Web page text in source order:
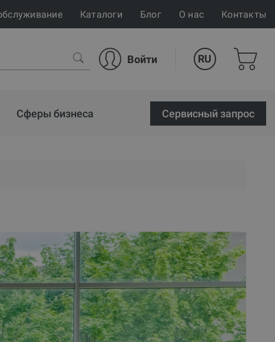
Каталоги Блог О нас Контакты
Войти RU
Сферы бизнеса Cервисный запрос